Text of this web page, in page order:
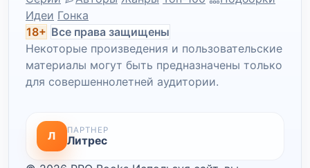
Идеи Гонка
18+ Все права защищены
Некоторые произведения и пользовательские
материалы могут быть предназначены только
для совершеннолетней аудитории.
Л ПАРТНЕР
Литрес